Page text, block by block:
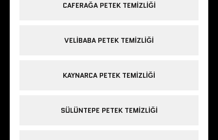
CAFERAĞA PETEK TEMIZLIĞI
VELIBABA PETEK TEMIZLIĞI
KAYNARCA PETEK TEMIZLIĞI
SÜLÜNTEPE PETEK TEMIZLIĞI